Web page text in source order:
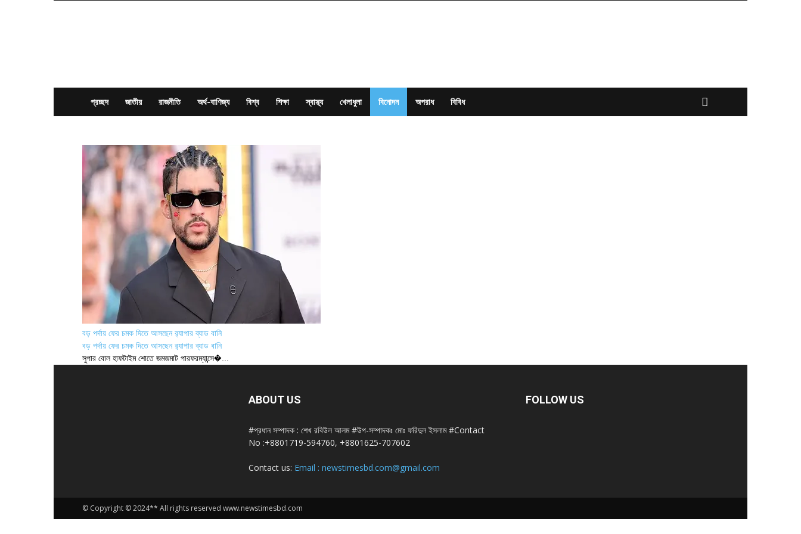
প্রচ্ছদ জাতীয় রাজনীতি অর্থ-বাণিজ্য বিশ্ব শিক্ষা স্বাস্থ্য খেলাধুলা বিনোদন অপরাধ বিবিধ
বড় পর্দায় ফের চমক দিতে আসছেন র‍্যাপার ব্যাড বানি
বড় পর্দায় ফের চমক দিতে আসছেন র‍্যাপার ব্যাড বানি
সুপার বোল হাফটাইম শোতে জমজমাট পারফরম্যান্সে�...
ABOUT US
#প্রধান সম্পাদক : শেখ রবিউল আলম #উপ-সম্পাদকঃ মোঃ ফরিদুল ইসলাম #Contact
No :+8801719-594760, +8801625-707602
Contact us: Email : newstimesbd.com@gmail.com
FOLLOW US
© Copyright © 2024** All rights reserved www.newstimesbd.com